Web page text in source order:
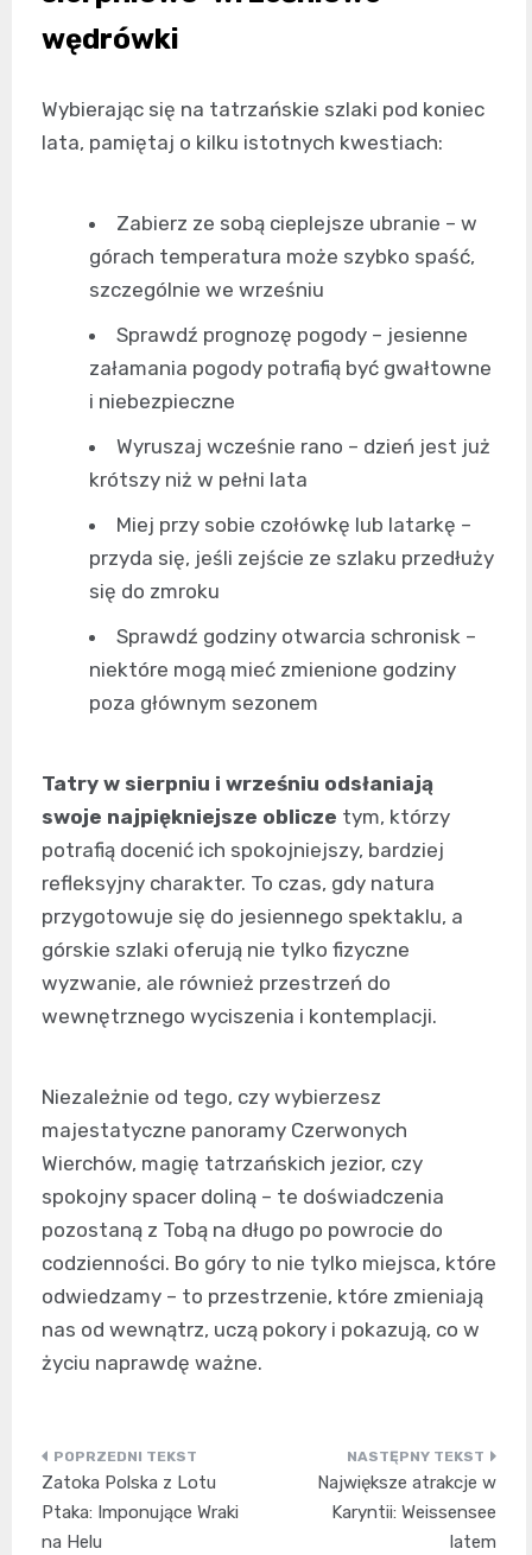
wędrówki
Wybierając się na tatrzańskie szlaki pod koniec
lata, pamiętaj o kilku istotnych kwestiach:
Zabierz ze sobą cieplejsze ubranie – w
górach temperatura może szybko spaść,
szczególnie we wrześniu
Sprawdź prognozę pogody – jesienne
załamania pogody potrafią być gwałtowne
i niebezpieczne
Wyruszaj wcześnie rano – dzień jest już
krótszy niż w pełni lata
Miej przy sobie czołówkę lub latarkę –
przyda się, jeśli zejście ze szlaku przedłuży
się do zmroku
Sprawdź godziny otwarcia schronisk –
niektóre mogą mieć zmienione godziny
poza głównym sezonem
Tatry w sierpniu i wrześniu odsłaniają
swoje najpiękniejsze oblicze tym, którzy
potrafią docenić ich spokojniejszy, bardziej
refleksyjny charakter. To czas, gdy natura
przygotowuje się do jesiennego spektaklu, a
górskie szlaki oferują nie tylko fizyczne
wyzwanie, ale również przestrzeń do
wewnętrznego wyciszenia i kontemplacji.
Niezależnie od tego, czy wybierzesz
majestatyczne panoramy Czerwonych
Wierchów, magię tatrzańskich jezior, czy
spokojny spacer doliną – te doświadczenia
pozostaną z Tobą na długo po powrocie do
codzienności. Bo góry to nie tylko miejsca, które
odwiedzamy – to przestrzenie, które zmieniają
nas od wewnątrz, uczą pokory i pokazują, co w
życiu naprawdę ważne.
Nawigacja
wpisu
Zatoka Polska z Lotu
Ptaka: Imponujące Wraki
na Helu
Największe atrakcje w
Karyntii: Weissensee
latem